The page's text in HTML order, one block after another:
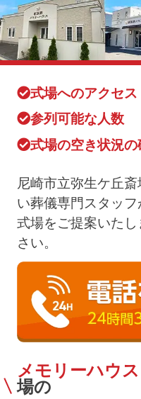
式場へのアクセス
参列可能な人数
式場の空き状況の
尼崎市立弥生ケ丘
い葬儀専門スタッ
式場をご提案いた
さい。
メモリーハウス
場の